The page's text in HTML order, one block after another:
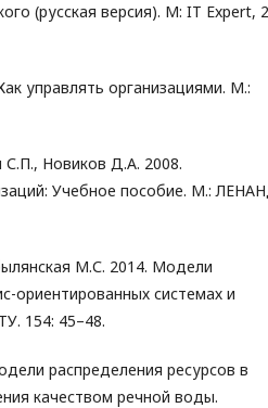
(русская версия). М: IT Expert,
управлять организациями. М.:
Новиков Д.А. 2008.
Учебное пособие. М.:
М.С. 2014. Модели
ориентированных системах и
154: 45–48.
распределения ресурсов в
качеством речной воды.